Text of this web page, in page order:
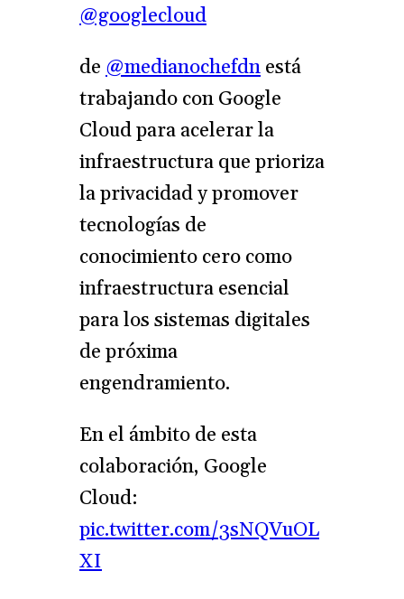
@googlecloud
de @medianochefdn está
trabajando con Google
Cloud para acelerar la
infraestructura que prioriza
la privacidad y promover
tecnologías de
conocimiento cero como
infraestructura esencial
para los sistemas digitales
de próxima
engendramiento.
En el ámbito de esta
colaboración, Google
Cloud:
pic.twitter.com/3sNQVuOL
XI